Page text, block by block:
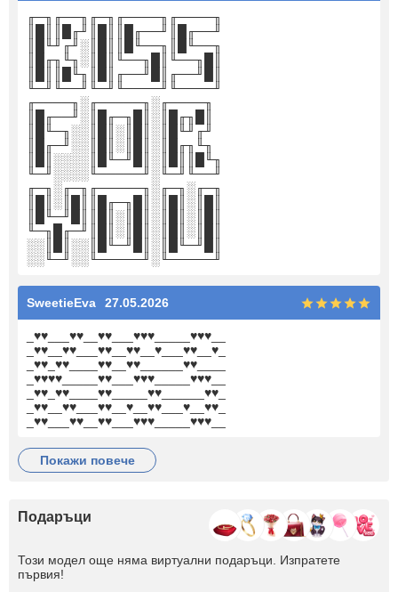
╓─╖╓──╖╓─╖╓────╖╓────╖
║█║║█╓╜║█║║█╓──╜║█╓──╜
║█╙╜╓╜░║█║║█╙──╖║█╙──╖
║█╓╖╙╖░║█║╙──╖█║╙──╖█║
║█║║█╙╖║█║╓──╜█║╓──╜█║
╙─╜╙──╜╙─╜╙────╜╙────╜
╓────╖░╓─────╖░╓────╖
║█╓──╜░║█╓─╖█║░║█╓╖█║
║█╙─╖░░║█║░║█║░║█╙╜╓╜
║█╓─╜░░║█║░║█║░║█╓╖╙╖
║█║░░░░║█╙─╜█║░║█║║█╙╖
╙─╜░░░░╙─────╜░╙─╜╙──╜
╓─╖░╓─╖╓─────╖░╓─╖░╓─╖
║█║░║█║║█╓─╖█║░║█║░║█║
║█╙─╜█║║█║░║█║░║█║░║█║
╙─╖█╓─╜║█║░║█║░║█║░║█║
░░║█║░░║█╙─╜█║░║█╙─╜█║
░░╙─╜░░╙─────╜░╙─────╜
SweetieEva 27.05.2026
_♥♥___♥♥__♥♥___♥♥♥_____♥♥♥__
_♥♥__♥♥___♥♥__♥♥__♥___♥♥__♥_
_♥♥_♥♥____♥♥__♥♥______♥♥____
_♥♥♥♥_____♥♥___♥♥♥_____♥♥♥__
_♥♥_♥♥____♥♥_____♥♥______♥♥_
_♥♥__♥♥___♥♥__♥__♥♥___♥__♥♥_
_♥♥___♥♥__♥♥___♥♥♥_____♥♥♥__
покажи повече
Подаръци
Този модел още няма виртуални подаръци. Изпратете
първия!